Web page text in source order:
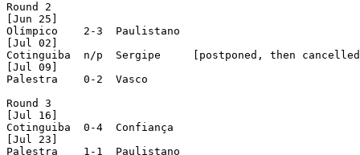
Round 2
[Jun 25]
Olímpico    2-3  Paulistano
[Jul 02]
Cotinguiba  n/p  Sergipe     [postponed, then
[Jul 09]
Palestra    0-2  Vasco
Round 3
[Jul 16]
Cotinguiba  0-4  Confiança
[Jul 23]
Palestra    1-1  Paulistano